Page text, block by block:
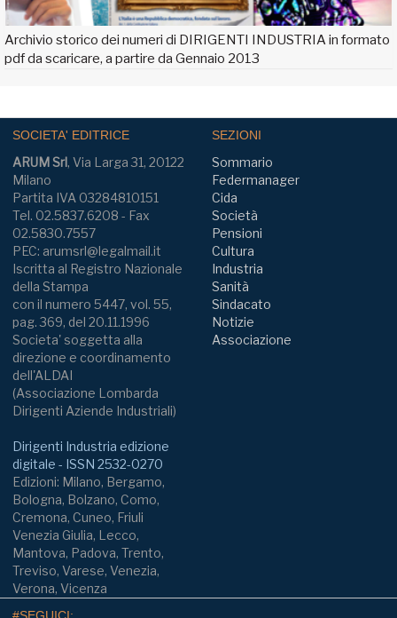
Archivio storico dei numeri di DIRIGENTI INDUSTRIA in formato
pdf da scaricare, a partire da Gennaio 2013
SOCIETA' EDITRICE
ARUM Srl, Via Larga 31, 20122
Milano
Partita IVA 03284810151
Tel. 02.5837.6208 - Fax
02.5830.7557
PEC: arumsrl@legalmail.it
Iscritta al Registro Nazionale
della Stampa
con il numero 5447, vol. 55,
pag. 369, del 20.11.1996
Societa' soggetta alla
direzione e coordinamento
dell'ALDAI
(Associazione Lombarda
Dirigenti Aziende Industriali)
Dirigenti Industria edizione
digitale - ISSN 2532-0270
Edizioni: Milano, Bergamo,
Bologna, Bolzano, Como,
Cremona, Cuneo, Friuli
Venezia Giulia, Lecco,
Mantova, Padova, Trento,
Treviso, Varese, Venezia,
Verona, Vicenza
SEZIONI
Sommario
Federmanager
Cida
Società
Pensioni
Cultura
Industria
Sanità
Sindacato
Notizie
Associazione